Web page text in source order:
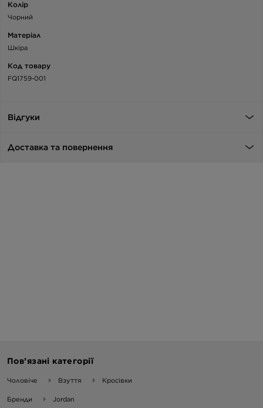
Колір
Чорний
Матеріал
Шкіра
Код товару
FQ1759-001
Відгуки
Доставка та повернення
Пов’язані категорії
Чоловіче Взуття Кросівки
Бренди Jordan